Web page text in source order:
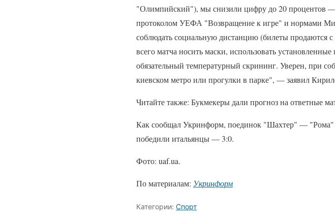
"Олимпийский"), мы снизили цифру до 20 процентов —
протоколом УЕФА "Возвращение к игре" и нормами
соблюдать социальную дистанцию (билеты продаются
всего матча носить маски, использовать
обязательный температурный скрининг. Уверен, при
киевском метро или прогулки в парке", — заявил
Читайте также: Букмекеры дали прогноз на ответные
Как сообщал Укринформ, поединок "Шахтер" — "Рома"
победили итальянцы — 3:0.
Фото: uaf.ua.
По материалам: Укринформ
Категории: Спорт